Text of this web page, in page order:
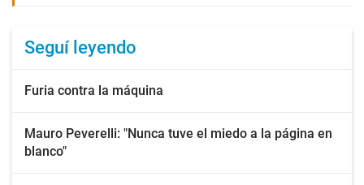
Seguí leyendo
Furia contra la máquina
Mauro Peverelli: "Nunca tuve el miedo a la página en
blanco"